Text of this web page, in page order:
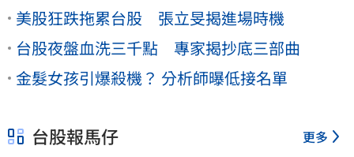
美股狂跌拖累台股 張立旻揭進場時機
台股夜盤血洗三千點 專家揭抄底三部曲
金髮女孩引爆殺機？ 分析師曝低接名單
台股報馬仔 更多